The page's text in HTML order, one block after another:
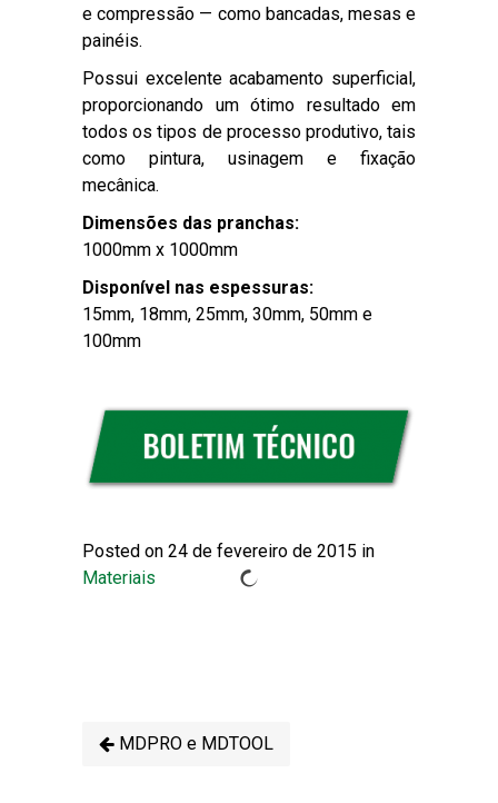
e compressão — como bancadas, mesas e
painéis.
Possui excelente acabamento superficial,
proporcionando um ótimo resultado em
todos os tipos de processo produtivo, tais
como pintura, usinagem e fixação
mecânica.
Dimensões das pranchas:
1000mm x 1000mm
Disponível nas espessuras:
15mm, 18mm, 25mm, 30mm, 50mm e
100mm
Posted on 24 de fevereiro de 2015 in
Materiais
MDPRO e MDTOOL